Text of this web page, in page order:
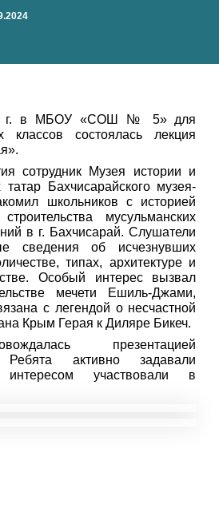
г. в МБОУ «СОШ № 5» для
состоялась лекция
сотрудник Музея истории и
татар Бахчисарайского музея-
школьников с историей
мусульманских
в г. Бахчисарай. Слушатели
сведения об исчезнувших
типах, архитектуре и
Особый интерес вызвал
мечети Ешиль-Джами,
с легендой о несчастной
Крым Герая к Диляре Бикеч.
презентацией
Ребята активно задавали
участвовали в